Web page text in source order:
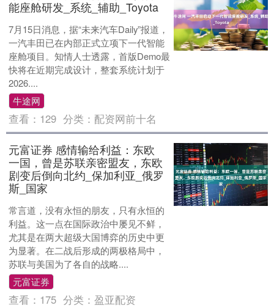
能座舱研发_系统_辅助_Toyota
7月15日消息，据“未来汽车Daily”报道，
一汽丰田已在内部正式立项下一代智能
座舱项目。知情人士透露，首版Demo最
快将在近期完成设计，整套系统计划于
2026....
牛途网
查看： 129 分类： 配资网前十名
元富证券 感情输给利益：东欧
一国，曾是苏联亲密盟友，东欧
剧变后倒向北约_保加利亚_俄罗
斯_国家
常言道，没有永恒的朋友，只有永恒的
利益。这一点在国际政治中屡见不鲜，
尤其是在两大超级大国博弈的历史中更
为显著。在二战后形成的两极格局中，
苏联与美国为了各自的战略....
元富证券
查看： 175 分类：盈亚配资